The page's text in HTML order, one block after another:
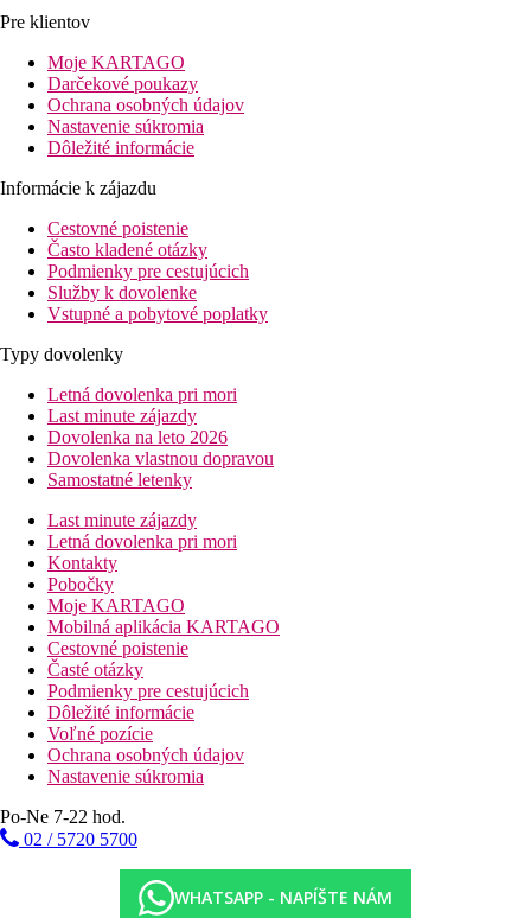
Pre klientov
Moje KARTAGO
Darčekové poukazy
Ochrana osobných údajov
Nastavenie súkromia
Dôležité informácie
Informácie k zájazdu
Cestovné poistenie
Často kladené otázky
Podmienky pre cestujúcich
Služby k dovolenke
Vstupné a pobytové poplatky
Typy dovolenky
Letná dovolenka pri mori
Last minute zájazdy
Dovolenka na leto 2026
Dovolenka vlastnou dopravou
Samostatné letenky
Last minute zájazdy
Letná dovolenka pri mori
Kontakty
Pobočky
Moje KARTAGO
Mobilná aplikácia KARTAGO
Cestovné poistenie
Časté otázky
Podmienky pre cestujúcich
Dôležité informácie
Voľné pozície
Ochrana osobných údajov
Nastavenie súkromia
Po-Ne 7-22 hod.
02 / 5720 5700
WHATSAPP - NAPÍŠTE NÁM